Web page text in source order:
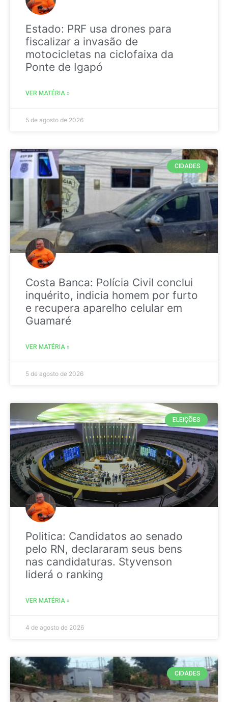
Estado: PRF usa drones para
fiscalizar a invasão de
motocicletas na ciclofaixa da
Ponte de Igapó
VER MATÉRIA »
5 de agosto de 2026
CIDADES
Costa Banca: Polícia Civil conclui
inquérito, indicia homem por furto
e recupera aparelho celular em
Guamaré
VER MATÉRIA »
5 de agosto de 2026
ELEIÇÕES
Politica: Candidatos ao senado
pelo RN, declararam seus bens
nas candidaturas. Styvenson
liderá o ranking
VER MATÉRIA »
4 de agosto de 2026
CIDADES